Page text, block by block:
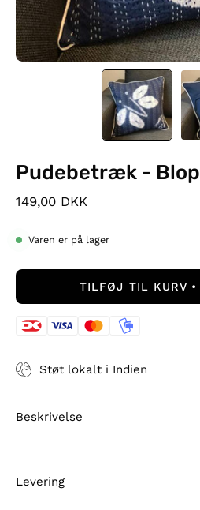
Pudebetræk - Blop
149,00 DKK
Varen er på lager
TILFØJ TIL KURV
Støt lokalt i Indien
Beskrivelse
Levering